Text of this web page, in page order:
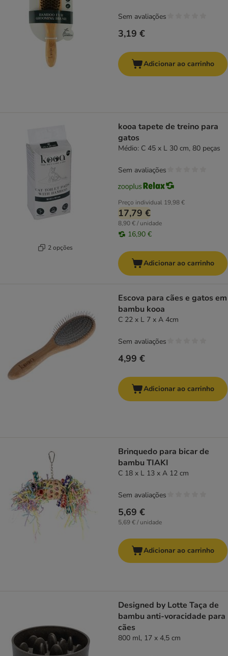
3,19 €
Sem avaliações
Adicionar ao carrinho
2 opções
kooa tapete de treino para
gatos
Médio: C 45 x L 30 cm, 80 peças
Preço individual 19,98 €
17,79 €
8,90 € / unidade
16,90 €
Sem avaliações
Adicionar ao carrinho
Escova para cães e gatos em
bambu kooa
C 22 x L 7 x A 4cm
4,99 €
Sem avaliações
Adicionar ao carrinho
Brinquedo para bicar de
bambu TIAKI
C 18 x L 13 x A 12 cm
5,69 €
5,69 € / unidade
Sem avaliações
Adicionar ao carrinho
Designed by Lotte Taça de
bambu anti-voracidade para
cães
800 ml, 17 x 4,5 cm